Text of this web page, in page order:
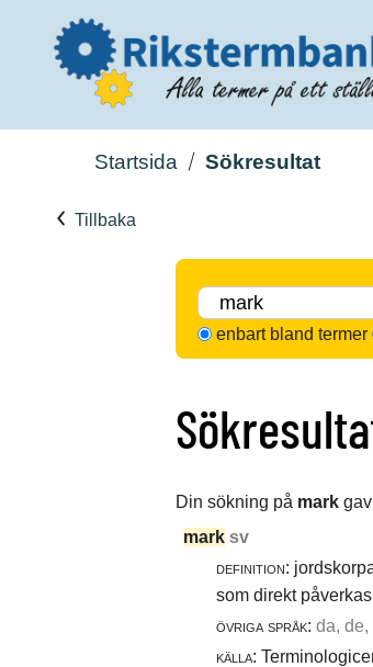
Startsida Sökresultat
Tillbaka
enbart bland termer
Din sökning på mark gav
mark sv
definition:
som direkt påverkas
övriga språk: da, de,
källa: